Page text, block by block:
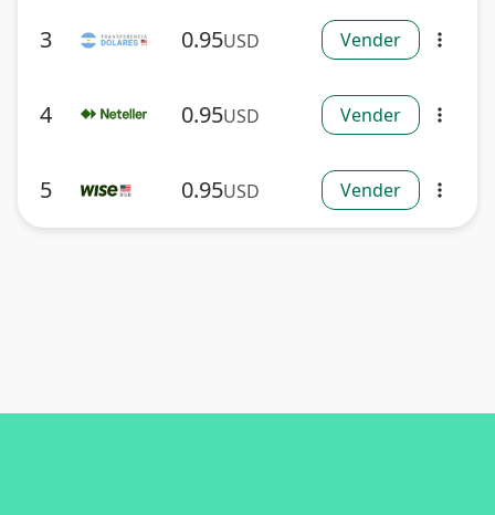
3 0.95USD Vender more_vert
4 0.95USD Vender more_vert
5 0.95USD Vender more_vert